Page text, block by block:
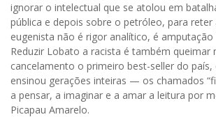
ignorar o intelectual que se atolou em
pública e depois sobre o petróleo, para reter
eugenista não é rigor analítico, é
Reduzir Lobato a racista é também queimar
cancelamento o primeiro best-seller do
ensinou gerações inteiras — os chamados
a pensar, a imaginar e a amar a leitura por
Picapau Amarelo.